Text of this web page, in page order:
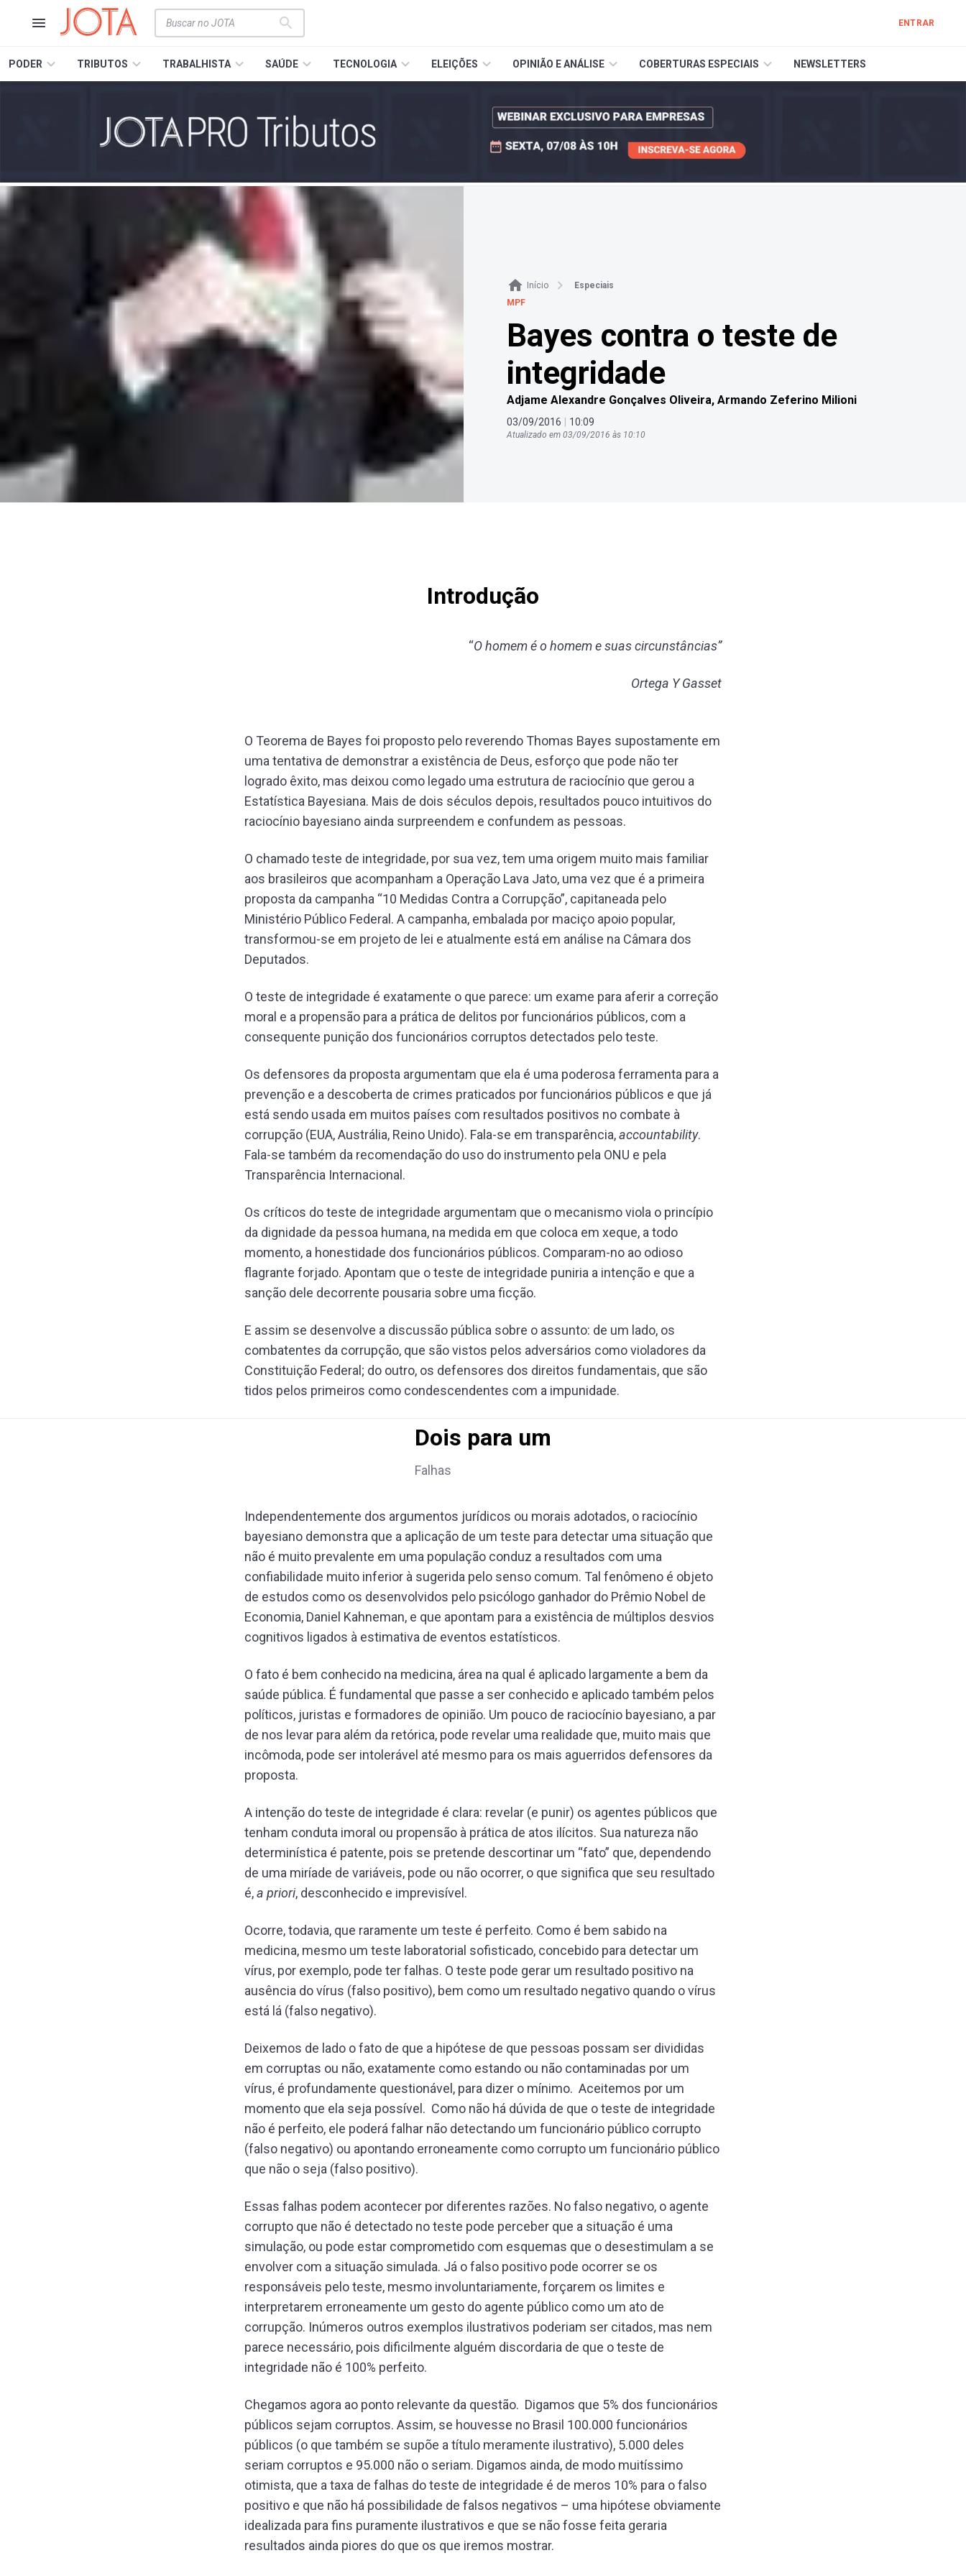
ENTRAR
PODER TRIBUTOS TRABALHISTA SAÚDE TECNOLOGIA ELEIÇÕES OPINIÃO E ANÁLISE COBERTURAS ESPECIAIS NEWSLETTERS
Início
Especiais
MPF
Bayes contra o teste de
integridade
Adjame Alexandre Gonçalves Oliveira,Armando Zeferino Milioni
03/09/2016 10:09
Atualizado em 03/09/2016 às 10:10
Introdução
“O homem é o homem e suas circunstâncias”
Ortega Y Gasset
O Teorema de Bayes foi proposto pelo reverendo Thomas Bayes supostamente em
uma tentativa de demonstrar a existência de Deus, esforço que pode não ter
logrado êxito, mas deixou como legado uma estrutura de raciocínio que gerou a
Estatística Bayesiana. Mais de dois séculos depois, resultados pouco intuitivos do
raciocínio bayesiano ainda surpreendem e confundem as pessoas.
O chamado teste de integridade, por sua vez, tem uma origem muito mais familiar
aos brasileiros que acompanham a Operação Lava Jato, uma vez que é a primeira
proposta da campanha “10 Medidas Contra a Corrupção”, capitaneada pelo
Ministério Público Federal. A campanha, embalada por maciço apoio popular,
transformou-se em projeto de lei e atualmente está em análise na Câmara dos
Deputados.
O teste de integridade é exatamente o que parece: um exame para aferir a correção
moral e a propensão para a prática de delitos por funcionários públicos, com a
consequente punição dos funcionários corruptos detectados pelo teste.
Os defensores da proposta argumentam que ela é uma poderosa ferramenta para a
prevenção e a descoberta de crimes praticados por funcionários públicos e que já
está sendo usada em muitos países com resultados positivos no combate à
corrupção (EUA, Austrália, Reino Unido). Fala-se em transparência,accountability.
Fala-se também da recomendação do uso do instrumento pela ONU e pela
Transparência Internacional.
Os críticos do teste de integridade argumentam que o mecanismo viola o princípio
da dignidade da pessoa humana, na medida em que coloca em xeque, a todo
momento, a honestidade dos funcionários públicos. Comparam-no ao odioso
flagrante forjado. Apontam que o teste de integridade puniria a intenção e que a
sanção dele decorrente pousaria sobre uma ficção.
E assim se desenvolve a discussão pública sobre o assunto: de um lado, os
combatentes da corrupção, que são vistos pelos adversários como violadores da
Constituição Federal; do outro, os defensores dos direitos fundamentais, que são
tidos pelos primeiros como condescendentes com a impunidade.
Dois para um
Falhas
Independentemente dos argumentos jurídicos ou morais adotados, o raciocínio
bayesiano demonstra que a aplicação de um teste para detectar uma situação que
não é muito prevalente em uma população conduz a resultados com uma
confiabilidade muito inferior à sugerida pelo senso comum. Tal fenômeno é objeto
de estudos como os desenvolvidos pelo psicólogo ganhador do Prêmio Nobel de
Economia, Daniel Kahneman, e que apontam para a existência de múltiplos desvios
cognitivos ligados à estimativa de eventos estatísticos.
O fato é bem conhecido na medicina, área na qual é aplicado largamente a bem da
saúde pública. É fundamental que passe a ser conhecido e aplicado também pelos
políticos, juristas e formadores de opinião. Um pouco de raciocínio bayesiano, a par
de nos levar para além da retórica, pode revelar uma realidade que, muito mais que
incômoda, pode ser intolerável até mesmo para os mais aguerridos defensores da
proposta.
A intenção do teste de integridade é clara: revelar (e punir) os agentes públicos que
tenham conduta imoral ou propensão à prática de atos ilícitos. Sua natureza não
determinística é patente, pois se pretende descortinar um “fato” que, dependendo
de uma miríade de variáveis, pode ou não ocorrer, o que significa que seu resultado
é,a priori, desconhecido e imprevisível.
Ocorre, todavia, que raramente um teste é perfeito. Como é bem sabido na
medicina, mesmo um teste laboratorial sofisticado, concebido para detectar um
vírus, por exemplo, pode ter falhas. O teste pode gerar um resultado positivo na
ausência do vírus (falso positivo), bem como um resultado negativo quando o vírus
está lá (falso negativo).
Deixemos de lado o fato de que a hipótese de que pessoas possam ser divididas
em corruptas ou não, exatamente como estando ou não contaminadas por um
vírus, é profundamente questionável, para dizer o mínimo. Aceitemos por um
momento que ela seja possível. Como não há dúvida de que o teste de integridade
não é perfeito, ele poderá falhar não detectando um funcionário público corrupto
(falso negativo) ou apontando erroneamente como corrupto um funcionário público
que não o seja (falso positivo).
Essas falhas podem acontecer por diferentes razões. No falso negativo, o agente
corrupto que não é detectado no teste pode perceber que a situação é uma
simulação, ou pode estar comprometido com esquemas que o desestimulam a se
envolver com a situação simulada. Já o falso positivo pode ocorrer se os
responsáveis pelo teste, mesmo involuntariamente, forçarem os limites e
interpretarem erroneamente um gesto do agente público como um ato de
corrupção. Inúmeros outros exemplos ilustrativos poderiam ser citados, mas nem
parece necessário, pois dificilmente alguém discordaria de que o teste de
integridade não é 100% perfeito.
Chegamos agora ao ponto relevante da questão. Digamos que 5% dos funcionários
públicos sejam corruptos. Assim, se houvesse no Brasil 100.000 funcionários
públicos (o que também se supõe a título meramente ilustrativo), 5.000 deles
seriam corruptos e 95.000 não o seriam. Digamos ainda, de modo muitíssimo
otimista, que a taxa de falhas do teste de integridade é de meros 10% para o falso
positivo e que não há possibilidade de falsos negativos – uma hipótese obviamente
idealizada para fins puramente ilustrativos e que se não fosse feita geraria
resultados ainda piores do que os que iremos mostrar.